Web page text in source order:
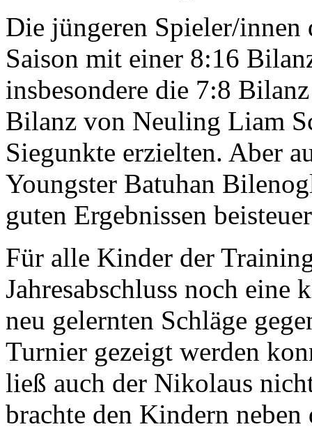
Die jüngeren Spieler/innen
Saison mit einer 8:16
insbesondere die 7:8
Bilanz von Neuling Liam
Siegunkte erzielten. Aber
Youngster Batuhan
guten Ergebnissen
Für alle Kinder der
Jahresabschluss noch eine
neu gelernten Schläge
Turnier gezeigt werden
ließ auch der Nikolaus
brachte den Kindern